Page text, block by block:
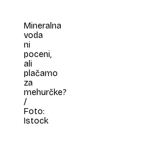
Mineralna
voda
ni
poceni,
ali
plačamo
za
mehurčke?
/
Foto:
Istock